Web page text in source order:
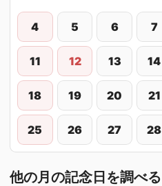
4 5 6 7
11 12 13 14
18 19 20 21
25 26 27 28
他の月の記念日を調べる